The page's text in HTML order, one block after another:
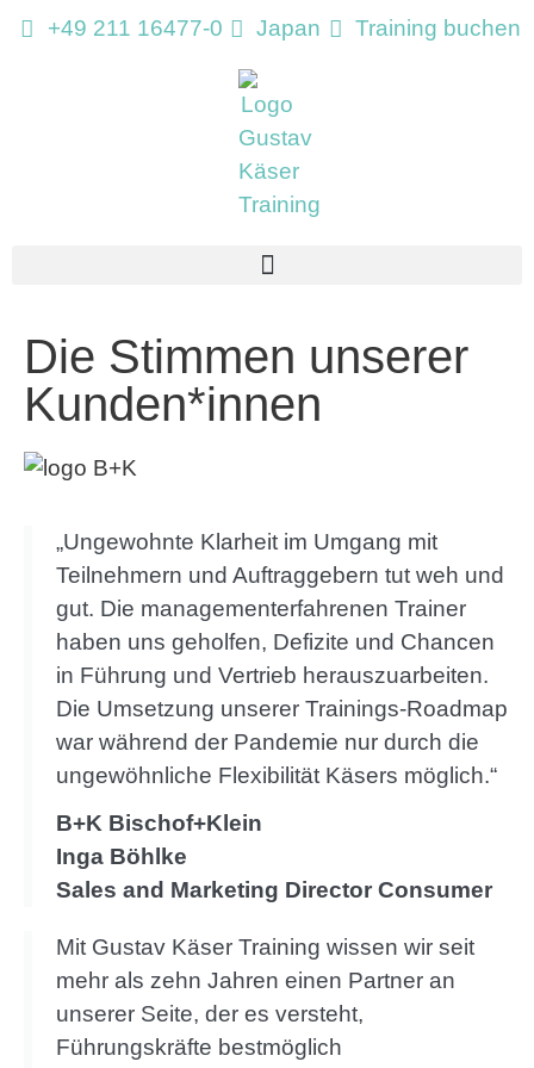
+49 211 16477-0 Japan Training buchen
Die Stimmen unserer
Kunden*innen
„Ungewohnte Klarheit im Umgang mit
Teilnehmern und Auftraggebern tut weh und
gut. Die managementerfahrenen Trainer
haben uns geholfen, Defizite und Chancen
in Führung und Vertrieb herauszuarbeiten.
Die Umsetzung unserer Trainings-Roadmap
war während der Pandemie nur durch die
ungewöhnliche Flexibilität Käsers möglich.“
B+K Bischof+Klein
Inga Böhlke
Sales and Marketing Director Consumer
Mit Gustav Käser Training wissen wir seit
mehr als zehn Jahren einen Partner an
unserer Seite, der es versteht,
Führungskräfte bestmöglich